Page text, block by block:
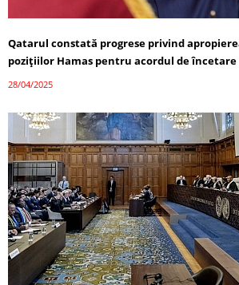
Qatarul constată progrese privind
pozițiilor Hamas pentru acordul de
28/04/2025